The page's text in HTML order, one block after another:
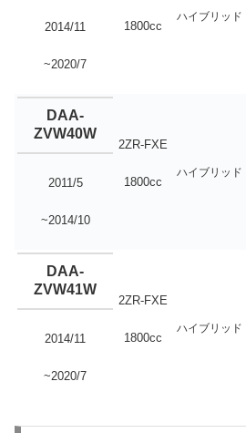
2014/11
~2020/7
1800cc
ハイブリッド
DAA-
ZVW40W
2011/5
~2014/10
2ZR-FXE
1800cc
ハイブリッド
DAA-
ZVW41W
2014/11
~2020/7
2ZR-FXE
1800cc
ハイブリッド